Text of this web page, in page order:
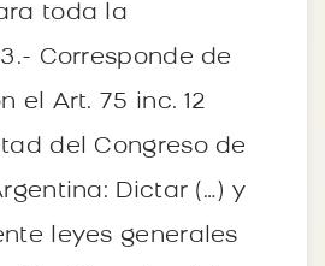
toda la
Corresponde de
el Art. 75 inc. 12
del Congreso de
Dictar (…) y
leyes generales